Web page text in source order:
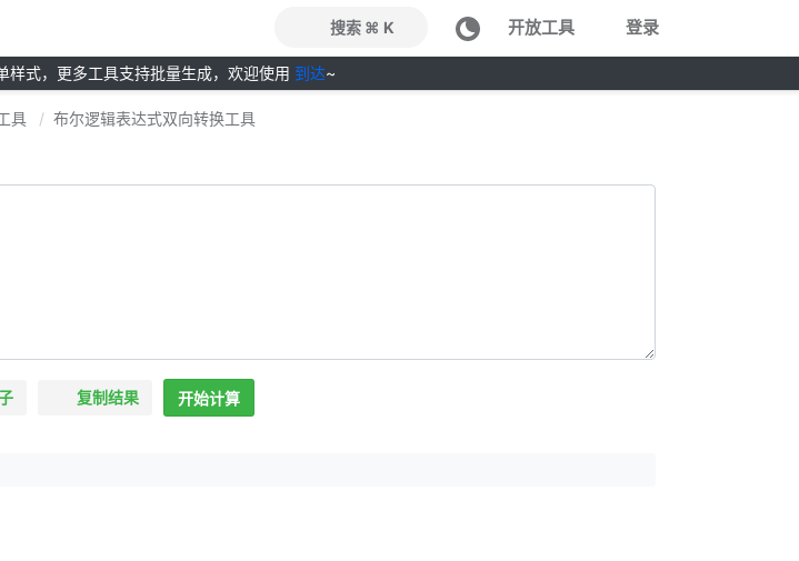
搜索 ⌘ K 开放工具 登录
样式，更多工具支持批量生成，欢迎使用 到达~
具 布尔逻辑表达式双向转换工具
复制结果
开始计算